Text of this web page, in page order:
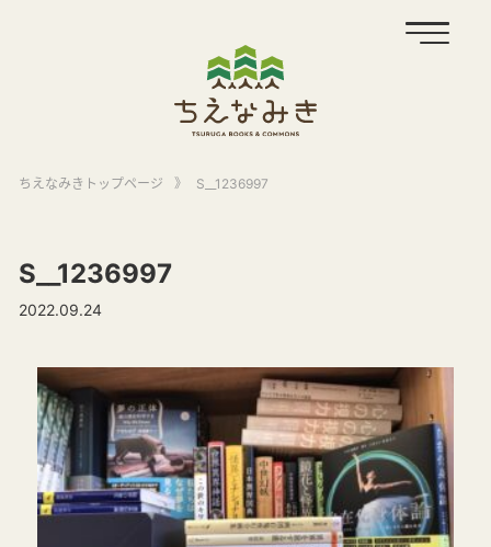
ちえなみきトップページ 》 S__1236997
S__1236997
2022.09.24